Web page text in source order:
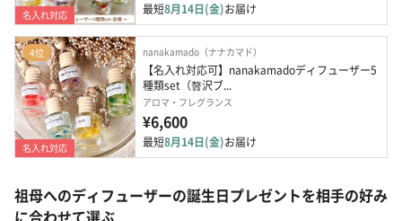
名入れ対応 最短8月14日(金)お届け
4位
名入れ対応
nanakamado（ナナカマド）
【名入れ対応可】nanakamadoディフューザー5
種類set（贅沢ブ...
アロマ・フレグランス
¥6,600
最短8月14日(金)お届け
祖母へのディフューザーの誕生日プレゼントを相手の好み